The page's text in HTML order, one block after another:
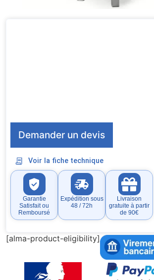
Demander un devis
Voir la fiche technique
Garantie
Satisfait ou
Remboursé
Expédition sous
48 / 72h
Livraison
gratuite à partir
de 90€
[alma-product-eligibility]